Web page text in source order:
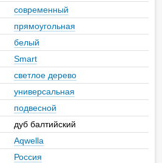
современный
прямоугольная
белый
Smart
светлое дерево
универсальная
подвесной
дуб балтийский
Aqwella
Россия